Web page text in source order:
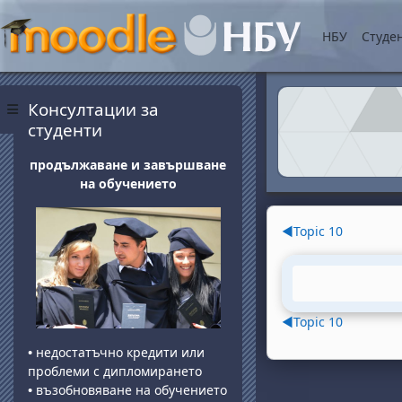
Pannello laterale
НБУ
Section
◀︎Topic 10
◀︎Topic 10
Blocchi
Консултации за
студенти
продължаване и завършване
на обучението
• недостатъчно кредити или
проблеми с дипломирането
• възобновяване на обучението